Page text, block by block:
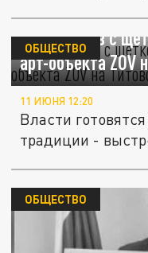
Сапожников с
арт-объекта ZOV
ОБЩЕСТВО
11 ИЮНЯ 12:20
Власти
традиции -
ОБЩЕСТВО